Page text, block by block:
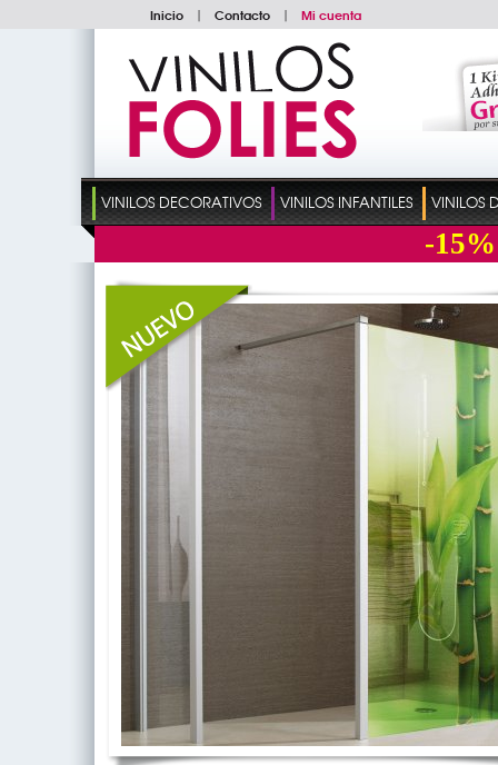
Inicio | Contacto | Mi cuenta
VINILOS DECORATIVOS VINILOS INFANTILES VINILOS
-15%